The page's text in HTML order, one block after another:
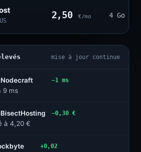
2,50 €/mo 4 Go ·
mise à jour continue
Nodecraft
9 ms
−1 ms
BisectHosting
à 4,20 €
−0,30 €
+0,02